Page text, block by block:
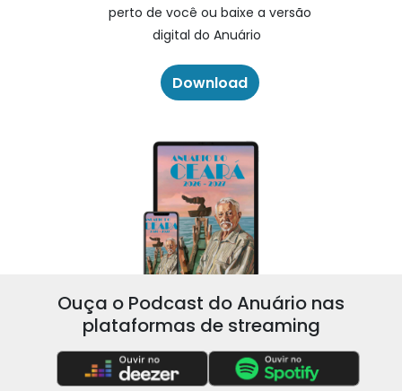
perto de você ou baixe a versão
digital do Anuário
Download
Ouça o Podcast do Anuário nas
plataformas de streaming